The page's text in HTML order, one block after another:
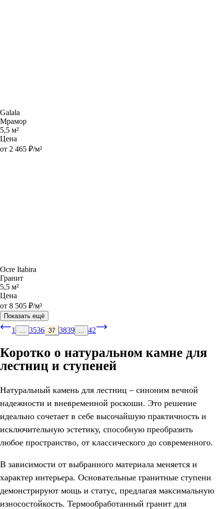
Galala
Мрамор
5,5 м²
Цена
от 2 465 ₽/м²
Ocre Itabira
Гранит
5,5 м²
Цена
от 8 505 ₽/м²
Показать ещё
1 3536 37 3839 42
Коротко о натуральном камне для
лестниц и ступеней
Натуральный камень для лестниц – синоним вечной
надежности и вневременной роскоши. Это решение
идеально сочетает в себе высочайшую практичность и
исключительную эстетику, способную преобразить
любое пространство, от классического до современного.
В зависимости от выбранного материала меняется и
характер интерьера. Основательные гранитные ступени
демонстрируют мощь и статус, предлагая максимальную
износостойкость. Термообработанный гранит для